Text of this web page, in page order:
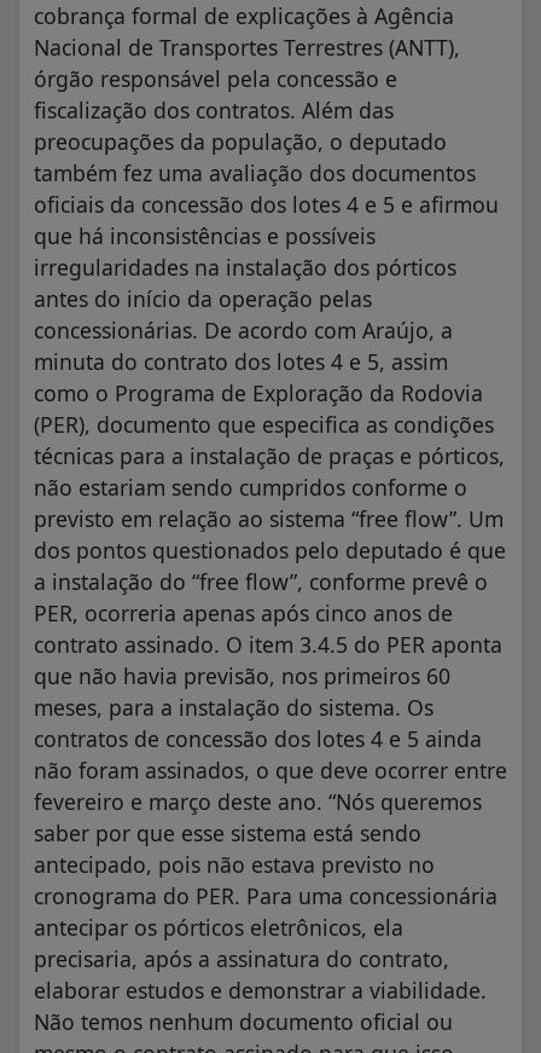
cobrança formal de explicações à Agência
Nacional de Transportes Terrestres (ANTT),
órgão responsável pela concessão e
fiscalização dos contratos. Além das
preocupações da população, o deputado
também fez uma avaliação dos documentos
oficiais da concessão dos lotes 4 e 5 e afirmou
que há inconsistências e possíveis
irregularidades na instalação dos pórticos
antes do início da operação pelas
concessionárias. De acordo com Araújo, a
minuta do contrato dos lotes 4 e 5, assim
como o Programa de Exploração da Rodovia
(PER), documento que especifica as condições
técnicas para a instalação de praças e pórticos,
não estariam sendo cumpridos conforme o
previsto em relação ao sistema “free flow”. Um
dos pontos questionados pelo deputado é que
a instalação do “free flow”, conforme prevê o
PER, ocorreria apenas após cinco anos de
contrato assinado. O item 3.4.5 do PER aponta
que não havia previsão, nos primeiros 60
meses, para a instalação do sistema. Os
contratos de concessão dos lotes 4 e 5 ainda
não foram assinados, o que deve ocorrer entre
fevereiro e março deste ano. “Nós queremos
saber por que esse sistema está sendo
antecipado, pois não estava previsto no
cronograma do PER. Para uma concessionária
antecipar os pórticos eletrônicos, ela
precisaria, após a assinatura do contrato,
elaborar estudos e demonstrar a viabilidade.
Não temos nenhum documento oficial ou